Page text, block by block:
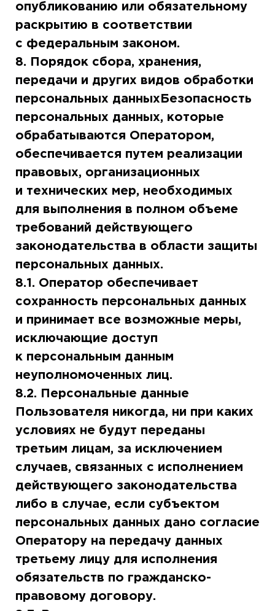
опубликованию или обязательному
раскрытию в соответствии
с федеральным законом.
8. Порядок сбора, хранения,
передачи и других видов обработки
персональных данныхБезопасность
персональных данных, которые
обрабатываются Оператором,
обеспечивается путем реализации
правовых, организационных
и технических мер, необходимых
для выполнения в полном объеме
требований действующего
законодательства в области защиты
персональных данных.
8.1. Оператор обеспечивает
сохранность персональных данных
и принимает все возможные меры,
исключающие доступ
к персональным данным
неуполномоченных лиц.
8.2. Персональные данные
Пользователя никогда, ни при каких
условиях не будут переданы
третьим лицам, за исключением
случаев, связанных с исполнением
действующего законодательства
либо в случае, если субъектом
персональных данных дано согласие
Оператору на передачу данных
третьему лицу для исполнения
обязательств по гражданско-
правовому договору.